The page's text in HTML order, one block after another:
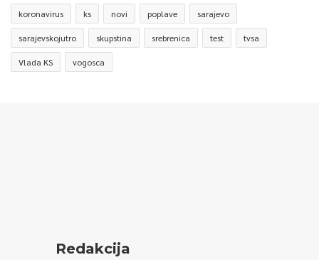
koronavirus ks novi poplave sarajevo
sarajevskojutro skupstina srebrenica test tvsa
Vlada KS vogosca
Redakcija